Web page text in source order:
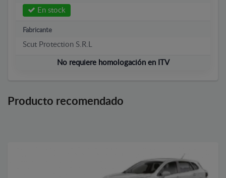
En stock
Fabricante
Scut Protection S.R.L
No requiere homologación en ITV
Producto recomendado